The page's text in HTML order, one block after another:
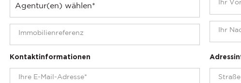
Kontaktinformationen